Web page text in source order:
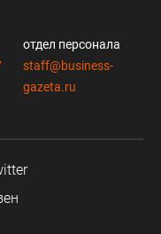
отдел персонала
staff@business-
gazeta.ru